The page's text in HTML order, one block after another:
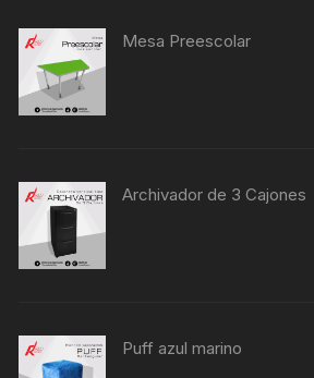
Mesa Preescolar
Archivador de 3 Cajones
Puff azul marino